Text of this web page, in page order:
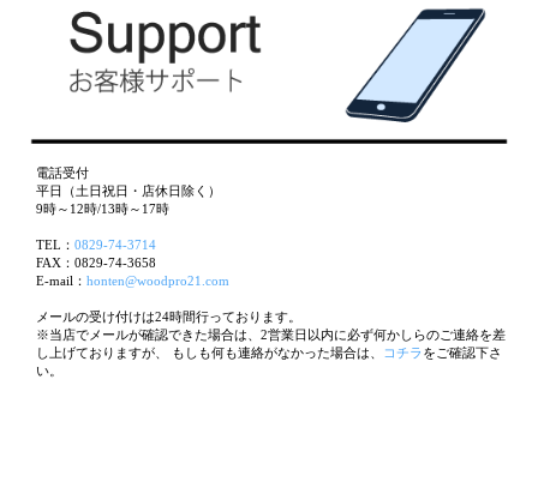
電話受付
平日（土日祝日・店休日除く）
9時～12時/13時～17時
TEL： 0829-74-3714
FAX：0829-74-3658
E-mail： honten@woodpro21.com
メールの受け付けは24時間行っております。
※当店でメールが確認できた場合は、2営業日以内に必ず何かしらのご連絡を差
し上げておりますが、 もしも何も連絡がなかった場合は、
コチラ をご確認下さ
い。